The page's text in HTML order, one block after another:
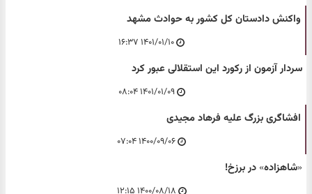
واکنش دادستان کل کشور به حوادث مشهد
۱۴۰۱/۰۱/۱۰ ۱۶:۳۷
سردار آزمون از رکورد این استقلالی عبور کرد
۱۴۰۱/۰۱/۰۹ ۰۸:۰۴
افشاگری بزرگ علیه فرهاد مجیدی
۱۴۰۰/۰۹/۰۶ ۰۷:۰۴
«شاهزاده» در برزخ!
۱۴۰۰/۰۸/۱۸ ۱۲:۱۵